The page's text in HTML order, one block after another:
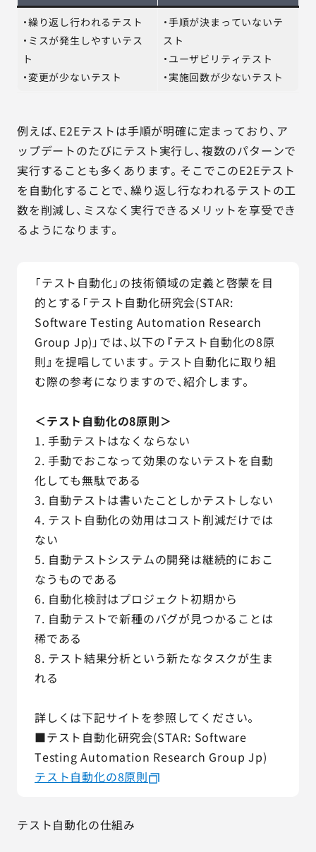
・繰り返し行われるテスト
・ミスが発生しやすいテス
ト
・変更が少ないテスト
・手順が決まっていないテ
スト
・ユーザビリティテスト
・実施回数が少ないテスト
例えば、E2Eテストは手順が明確に定まっており、ア
ップデートのたびにテスト実行し、複数のパターンで
実行することも多くあります。そこでこのE2Eテスト
を自動化することで、繰り返し行なわれるテストの工
数を削減し、ミスなく実行できるメリットを享受でき
るようになります。
「テスト自動化」の技術領域の定義と啓蒙を目
的とする「テスト自動化研究会(STAR:
Software Testing Automation Research
Group Jp)」では、以下の『テスト自動化の8原
則』を提唱しています。テスト自動化に取り組
む際の参考になりますので、紹介します。
＜テスト自動化の8原則＞
1. 手動テストはなくならない
2. 手動でおこなって効果のないテストを自動
化しても無駄である
3. 自動テストは書いたことしかテストしない
4. テスト自動化の効用はコスト削減だけでは
ない
5. 自動テストシステムの開発は継続的におこ
なうものである
6. 自動化検討はプロジェクト初期から
7. 自動テストで新種のバグが見つかることは
稀である
8. テスト結果分析という新たなタスクが生ま
れる
詳しくは下記サイトを参照してください。
■テスト自動化研究会(STAR: Software
Testing Automation Research Group Jp)
テスト自動化の8原則
テスト自動化の仕組み